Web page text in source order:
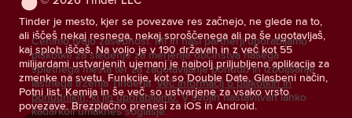
Tinder je mesto, kjer se povezave res začnejo, ne glede na to,
ali iščeš nekaj resnega, nekaj sproščenega ali pa še ugotavljaš,
kaj sploh iščeš. Na voljo je v 190 državah in z več kot 55
milijardami ustvarjenih ujemanj je najbolj priljubljena aplikacija za
zmenke na svetu. Funkcije, kot so Double Date, Glasbeni način,
Potni list, Kemija in še več, so ustvarjene za vsako vrsto
povezave. Brezplačno prenesi za iOS in Android.
Cenimo tvojo zasebnost. Mi in naši partnerji uporabljamo
piškotke za sledenje za merjenje občinstva našega
spletnega mesta ter za zagotavljanje ponudb in izboljšanje
lastnega trženja Tinderja. Več informacij o piškotkih in
ponudnikih, ki jih uporabljamo. V svojih nastavitvah lahko
kadarkoli umakneš soglasje.